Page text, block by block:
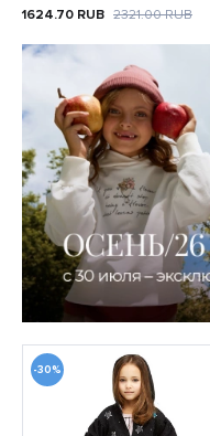
1624.70 RUB 2321.00RUB
-30%